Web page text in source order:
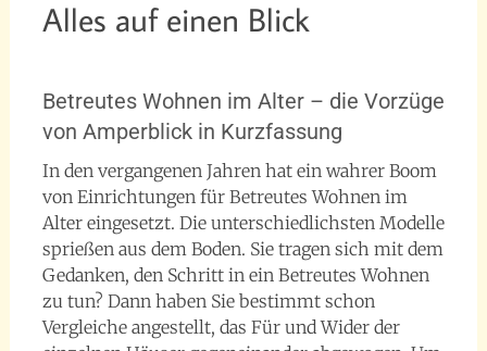
Alles auf einen Blick
Betreutes Wohnen im Alter – die Vorzüge
von Amperblick in Kurzfassung
In den vergangenen Jahren hat ein wahrer Boom
von Einrichtungen für Betreutes Wohnen im
Alter eingesetzt. Die unterschiedlichsten Modelle
sprießen aus dem Boden. Sie tragen sich mit dem
Gedanken, den Schritt in ein Betreutes Wohnen
zu tun? Dann haben Sie bestimmt schon
Vergleiche angestellt, das Für und Wider der